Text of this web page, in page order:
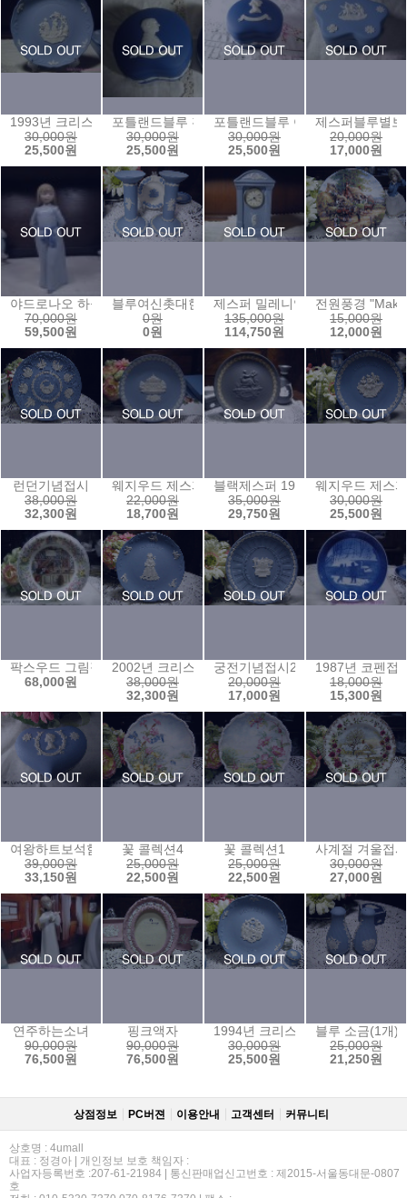
1993년 크리스마스 이어 플레이트
30,000원
25,500원
포틀랜드블루 황태자콩팥보석함
30,000원
25,500원
포틀랜드블루 여왕콩팥보석함
30,000원
25,500원
제스퍼블루별
20,000원
17,000원
야드로나오 하늘색숙녀
70,000원
59,500원
블루여신촛대한쌍
0원
0원
제스퍼 밀레니엄 여신시계
135,000원
114,750원
전원풍경
15,000원
12,000원
런던기념접시
38,000원
32,300원
웨지우드 제스퍼 1985년 크리스마스 플레이트
22,000원
18,700원
블랙제스퍼 1971년 마더스 플레
35,000원
29,750원
웨지우드 제스
30,000원
25,500원
팍스우드 그림접시ⓕ
68,000원
2002년 크리스마스 이어플레이트
38,000원
32,300원
궁전기념접시2
20,000원
17,000원
1987년 코펜접
18,000원
15,300원
여왕하트보석함
39,000원
33,150원
꽃 콜렉션4
25,000원
22,500원
꽃 콜렉션1
25,000원
22,500원
사계절 겨울접시
30,000원
27,000원
연주하는소녀
90,000원
76,500원
핑크액자
90,000원
76,500원
1994년 크리스마스 이어 플레이트
30,000원
25,500원
블루 소금(1개)
25,000원
21,250원
상점정보 PC버젼 이용안내 고객센터 커뮤니티
상호명 : 4umall
대표 : 정경아 | 개인정보 보호 책임자 :
사업자등록번호 :207-61-21984 | 통신판매업신고번호 : 제2015-서울동대문-0807
호